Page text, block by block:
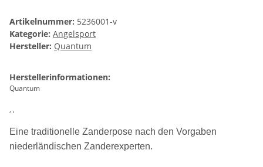
Artikelnummer: 5236001-v
Kategorie: Angelsport
Hersteller: Quantum
Herstellerinformationen:
Quantum
, ,
Eine traditionelle Zanderpose nach den Vorgaben
niederländischen Zanderexperten.